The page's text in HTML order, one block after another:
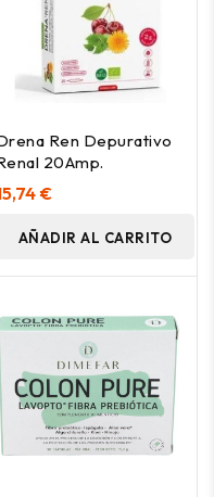
Ren Depurativo
20Amp.
€
AÑADIR AL CARRITO